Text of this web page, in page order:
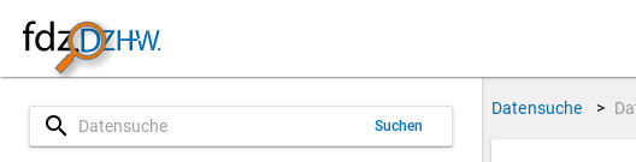
search Suchen
Datensuche >